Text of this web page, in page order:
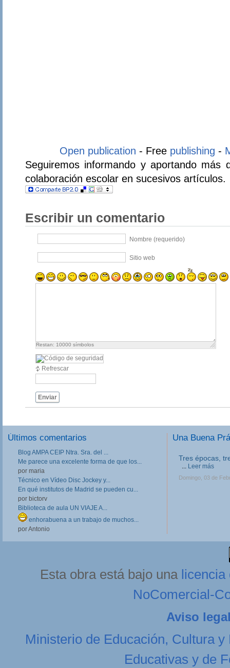
Open publication - Free publishing -
Seguiremos informando y aportando más
colaboración escolar en sucesivos artículos.
Escribir un comentario
Nombre (requerido)
Sitio web
Restan: 10000 símbolos
Refrescar
Enviar
Últimos comentarios
Blog AMPA CEIP Ntra. Sra. del ...
Me parece una excelente forma de que los...
por maria
Técnico en Vídeo Disc Jockey y...
En qué institutos de Madrid se pueden cu...
por bictorv
Biblioteca de aula UN VIAJE A...
enhorabuena a un trabajo de muchos...
por Antonio
Una Buena
Tres épocas,
... Leer más
Domingo, 03 de
Esta obra está bajo una licencia
NoComercial-
Aviso
Ministerio de Educación, Cultura y
Educativas y de